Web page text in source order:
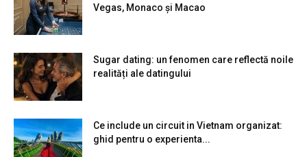
Vegas, Monaco și Macao
Sugar dating: un fenomen care reflectă noile
realități ale datingului
Ce include un circuit in Vietnam organizat:
ghid pentru o experienta...